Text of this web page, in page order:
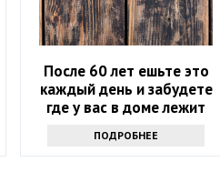
После 60 лет ешьте это
каждый день и забудете
где у вас в доме лежит
ПОДРОБНЕЕ